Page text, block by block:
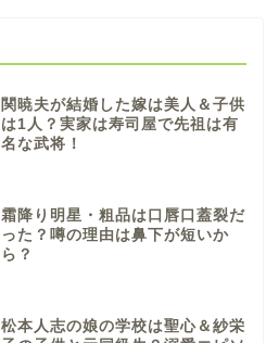
関暁夫が結婚した嫁は美人＆子供
は1人？実家は寿司屋で先祖は有
名な武将！
霜降り明星・粗品は口唇口蓋裂だ
った？噂の理由は鼻下が短いか
ら？
松本人志の娘の学校は聖心＆紗栄